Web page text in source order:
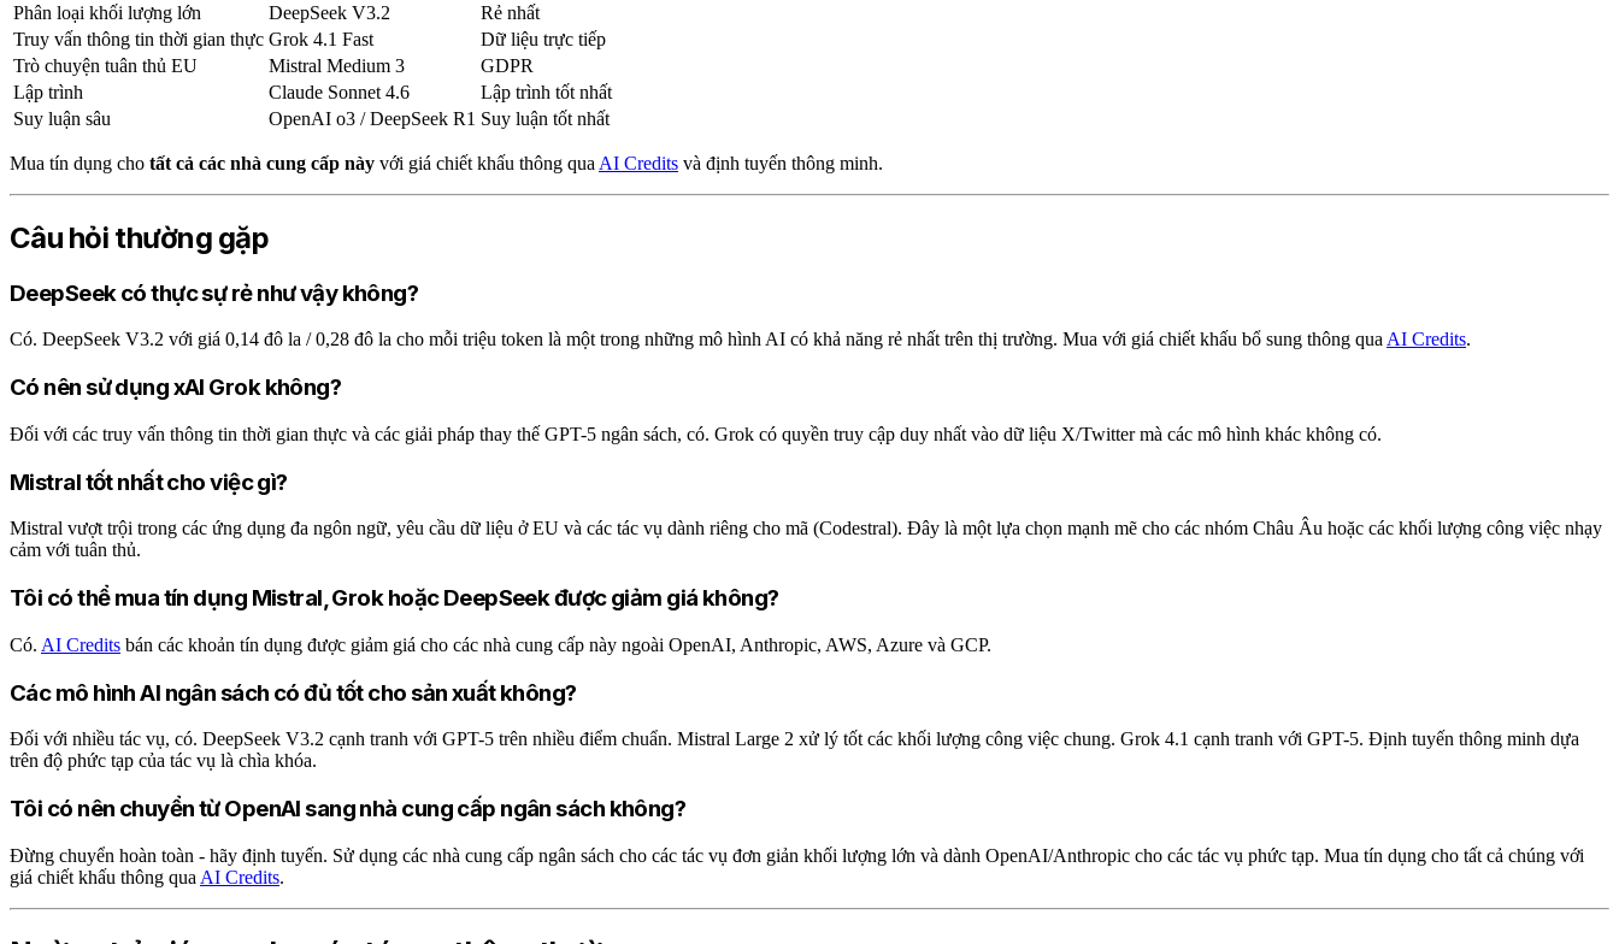
Phân loại khối lượng lớn
DeepSeek V3.2
Rẻ nhất
Truy vấn thông tin thời gian thực Grok 4.1 Fast
Dữ liệu trực tiếp
Trò chuyện tuân thủ EU
Mistral Medium 3
GDPR
Lập trình
Claude Sonnet 4.6
Lập trình tốt nhất
Suy luận sâu
OpenAI o3 / DeepSeek R1 Suy luận tốt nhất
Mua tín dụng cho tất cả các nhà cung cấp này với giá chiết khấu thông qua AI Credits và định tuyến thông minh.
Câu hỏi thường gặp
DeepSeek có thực sự rẻ như vậy không?
Có. DeepSeek V3.2 với giá 0,14 đô la / 0,28 đô la cho mỗi triệu token là một trong những mô hình AI có khả năng rẻ nhất trên thị trường. Mua với giá chiết khấu bổ sung thông quaAI Credits.
Có nên sử dụng xAI Grok không?
Đối với các truy vấn thông tin thời gian thực và các giải pháp thay thế GPT-5 ngân sách, có. Grok có quyền truy cập duy nhất vào dữ liệu X/Twitter mà các mô hình khác không có.
Mistral tốt nhất cho việc gì?
Mistral vượt trội trong các ứng dụng đa ngôn ngữ, yêu cầu dữ liệu ở EU và các tác vụ dành riêng cho mã (Codestral). Đây là một lựa chọn mạnh mẽ cho các nhóm Châu Âu hoặc các khối lượng công việc nhạy
cảm với tuân thủ.
Tôi có thể mua tín dụng Mistral, Grok hoặc DeepSeek được giảm giá không?
Có. AI Credits bán các khoản tín dụng được giảm giá cho các nhà cung cấp này ngoài OpenAI, Anthropic, AWS, Azure và GCP.
Các mô hình AI ngân sách có đủ tốt cho sản xuất không?
Đối với nhiều tác vụ, có. DeepSeek V3.2 cạnh tranh với GPT-5 trên nhiều điểm chuẩn. Mistral Large 2 xử lý tốt các khối lượng công việc chung. Grok 4.1 cạnh tranh với GPT-5. Định tuyến thông minh dựa
trên độ phức tạp của tác vụ là chìa khóa.
Tôi có nên chuyển từ OpenAI sang nhà cung cấp ngân sách không?
Đừng chuyển hoàn toàn - hãy định tuyến. Sử dụng các nhà cung cấp ngân sách cho các tác vụ đơn giản khối lượng lớn và dành OpenAI/Anthropic cho các tác vụ phức tạp. Mua tín dụng cho tất cả chúng với
giá chiết khấu thông qua AI Credits.